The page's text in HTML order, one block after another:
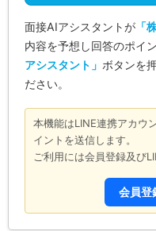
面接AIアシスタントが 「
内容を予想し回答のポイ
アシスタント」 ボタンを
ださい。
本機能はLINE連携アカウ
イントを送信します。
ご利用には会員登録及び
会員登